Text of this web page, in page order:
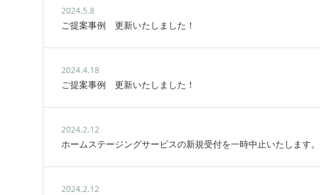
2024.5.8
ご提案事例 更新いたしました！
2024.4.18
ご提案事例 更新いたしました！
2024.2.12
ホームステージングサービスの新規受付を一時中止いたします。
2024.2.12